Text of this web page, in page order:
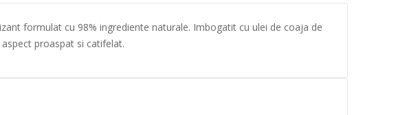
formulat cu 98% ingrediente naturale. Imbogatit cu ulei de coaja de
proaspat si catifelat.